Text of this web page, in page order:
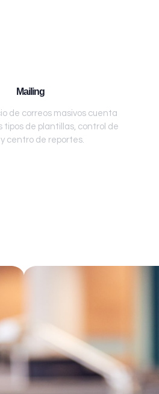
Mailing
de correos masivos cuenta
tipos de plantillas, control de
centro de reportes.